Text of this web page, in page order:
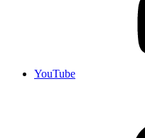
YouTube